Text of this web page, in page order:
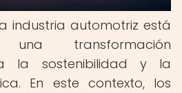
industria automotriz está
una transformación
la sostenibilidad y la
En este contexto, los